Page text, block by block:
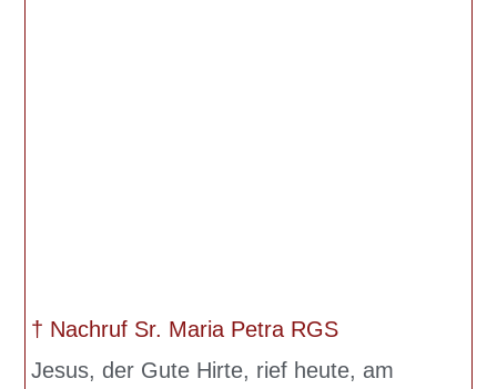
† Nachruf Sr. Maria Petra RGS
Jesus, der Gute Hirte, rief heute, am